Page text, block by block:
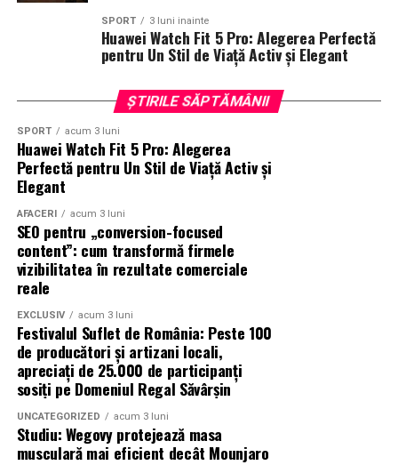
Partener media principal:VIRGIN RADIO ROMANIA
Parteneri media:CineFan,News.ro,Zile și
Cinemap,Revista
FILM,Playtech,
Magazine,Filme-carti,MovieNews
Movienator,Munteanu.
SPORT 3 luni inainte
Huawei Watch Fit 5 Pro: Alegerea Perfectă
pentru Un Stil de Viață Activ și Elegant
ȘTIRILE SĂPTĂMÂNII
SPORT acum 3 luni
Huawei Watch Fit 5 Pro: Alegerea
Perfectă pentru Un Stil de Viață Activ și
Elegant
AFACERI acum 3 luni
SEO pentru „conversion-focused
content”: cum transformă firmele
vizibilitatea în rezultate comerciale
reale
EXCLUSIV acum 3 luni
Festivalul Suflet de România: Peste 100
de producători și artizani locali,
apreciați de 25.000 de participanți
sosiți pe Domeniul Regal Săvârșin
UNCATEGORIZED acum 3 luni
Studiu: Wegovy protejează masa
musculară mai eficient decât Mounjaro